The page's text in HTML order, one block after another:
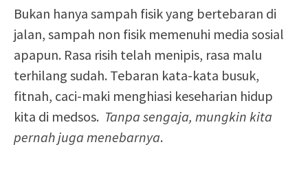
Bukan hanya sampah fisik yang bertebaran di
jalan, sampah non fisik memenuhi media sosial
apapun. Rasa risih telah menipis, rasa malu
terhilang sudah. Tebaran kata-kata busuk,
fitnah, caci-maki menghiasi keseharian hidup
kita di medsos. Tanpa sengaja, mungkin kita
pernah juga menebarnya.